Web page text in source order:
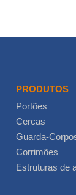
PRODUTOS
Portões
Cercas
Guarda-
Corrimões
Estruturas de